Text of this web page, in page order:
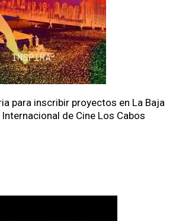
para inscribir proyectos en La Baja
de Cine Los Cabos